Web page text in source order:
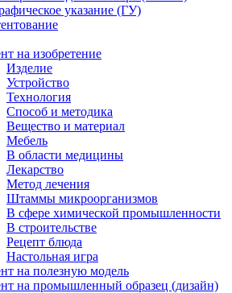
указание (ГУ)
на изобретение
Изделие
Устройство
Технология
Способ и методика
Вещество и материал
Мебель
В области медицины
Лекарство
Метод лечения
Штаммы микроорганизмов
В сфере химической промышленности
В строительстве
Рецепт блюда
Настольная игра
на полезную модель
на промышленный образец (дизайн)